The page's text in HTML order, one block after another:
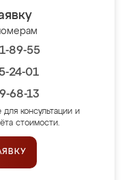
89-55
24-01
68-13
для консультации и
стоимости.